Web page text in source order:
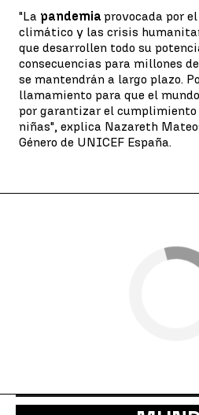
"La pandemia provocada por el
climático y las crisis
que desarrollen todo su
consecuencias para millones
se mantendrán a largo plazo.
llamamiento para que el
por garantizar el cumplimiento
niñas", explica Nazareth
Género de UNICEF España.